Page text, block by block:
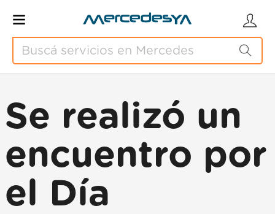
Se realizó un
encuentro por
el Día